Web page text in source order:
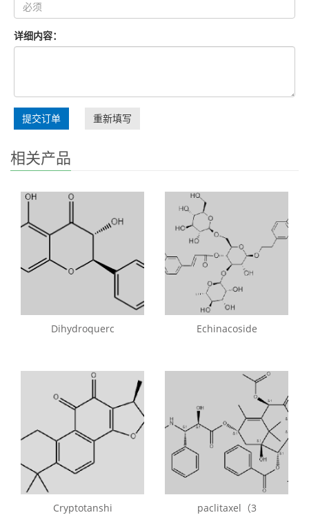
详细内容：
提交订单 重新填写
相关产品
Dihydroquerc Echinacoside
Cryptotanshi paclitaxel（3